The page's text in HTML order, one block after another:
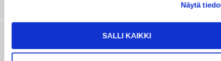
Näytä
SALLI KAIKKI
NÄYTÄ SIJAINTI KARTALLA